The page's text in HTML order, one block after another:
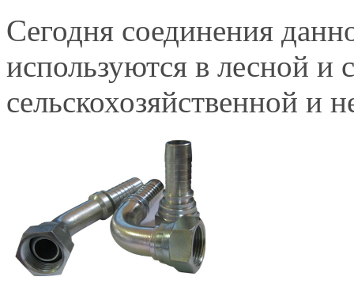
Сегодня соединения
используются в лесной и
сельскохозяйственной и